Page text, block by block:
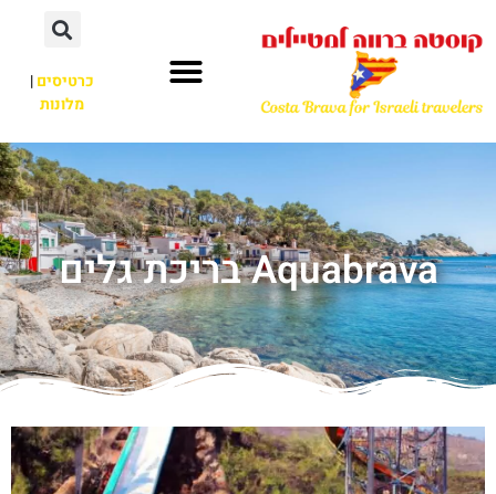
כרטיסים|
מלונות
Aquabrava בריכת גלים